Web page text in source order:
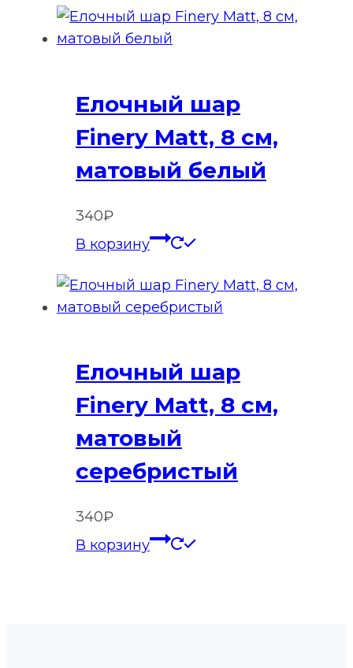
Елочный шар
Finery Matt, 8 см,
матовый белый
340₽
В корзину
Елочный шар
Finery Matt, 8 см,
матовый
серебристый
340₽
В корзину